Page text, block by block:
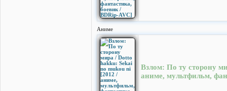
Аниме
Взлом: По ту сторону
аниме, мультфильм,